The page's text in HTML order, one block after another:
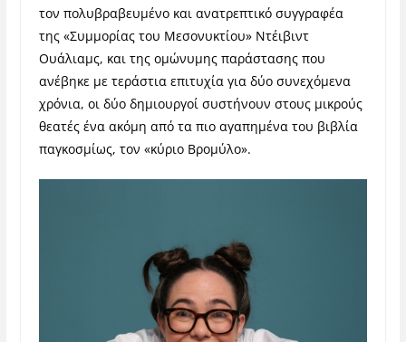
τον πολυβραβευμένο και ανατρεπτικό συγγραφέα
της «Συμμορίας του Μεσονυκτίου» Ντέιβιντ
Ουάλιαμς, και της ομώνυμης παράστασης που
ανέβηκε με τεράστια επιτυχία για δύο συνεχόμενα
χρόνια, οι δύο δημιουργοί συστήνουν στους μικρούς
θεατές ένα ακόμη από τα πιο αγαπημένα του βιβλία
παγκοσμίως, τον «κύριο Βρομύλο».